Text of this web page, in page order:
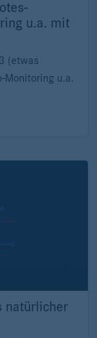
u.a. mit
(etwas
Monitoring u.a.
natürlicher